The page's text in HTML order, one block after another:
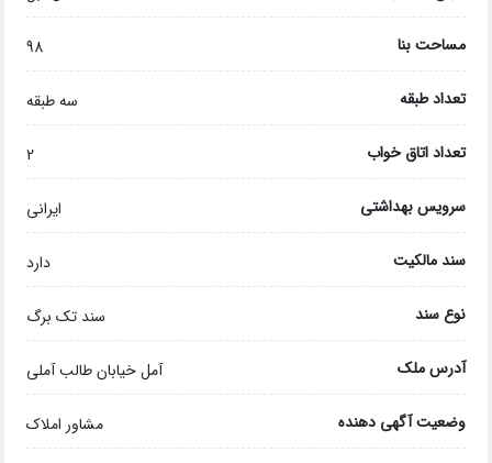
مساحت بنا 98
تعداد طبقه سه طبقه
تعداد اتاق خواب 2
سرویس بهداشتی ایرانی
سند مالکیت دارد
نوع سند سند تک برگ
آدرس ملک آمل خیابان طالب آملی
وضعیت آگهی دهنده مشاور املاک